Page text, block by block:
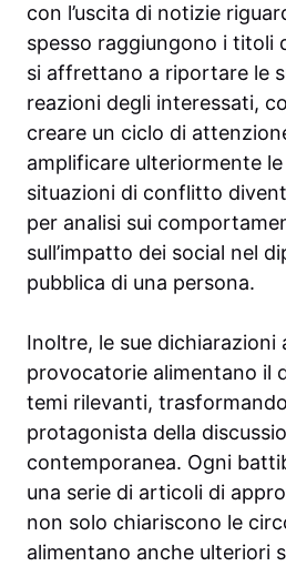
con l’uscita di notizie
spesso raggiungono i titoli
si affrettano a riportare le
reazioni degli interessati,
creare un ciclo di
amplificare ulteriormente
situazioni di conflitto
per analisi sui
sull’impatto dei social nel
pubblica di una persona.
Inoltre, le sue dichiarazioni
provocatorie alimentano il
temi rilevanti,
protagonista della
contemporanea. Ogni
una serie di articoli di
non solo chiariscono le
alimentano anche ulteriori